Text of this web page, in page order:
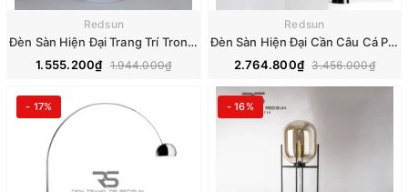
Redsun
Đèn Sàn Hiện Đại Trang Trí Trong Nhà, Sân Vườn Cảnh Quan Ngoài Trời Hình Giọt Nước DSV2054
1.555.200₫ 1.944.000₫
Redsun
Đèn Sàn Hiện Đại Cần Câu Cá Phong Cách Bắc Âu DS2036
2.764.800₫ 3.456.000₫
- 17% - 16%